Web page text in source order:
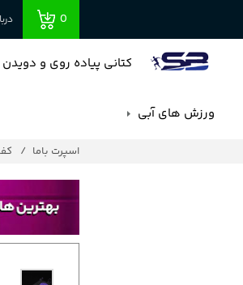
0
کتانی پیاده روی و دویدن
ورزش های آبی
اسپرت باما